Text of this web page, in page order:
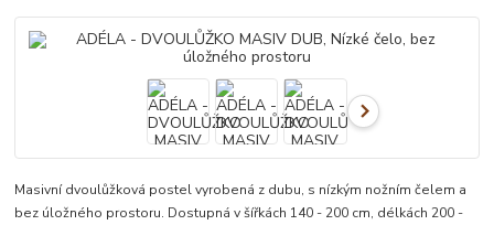
Masivní dvoulůžková postel vyrobená z dubu, s nízkým nožním čelem a
bez úložného prostoru. Dostupná v šířkách 140 - 200 cm, délkách 200 -